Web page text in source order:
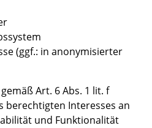
(ggf.: in anonymisierter
Art. 6 Abs. 1 lit. f
berechtigten Interesses an
und Funktionalität